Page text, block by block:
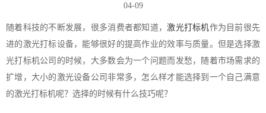
04-09
随着科技的不断发展，很多消费者都知道，激光打标机作为目前很先
进的激光打标设备，能够很好的提高作业的效率与质量。但是选择激
光打标机公司的时候，大多数会为一个问题而发愁，随着市场需求的
扩增，大小的激光设备公司非常多，怎么样才能选择到一个自己满意
的激光打标机呢？选择的时候有什么技巧呢？